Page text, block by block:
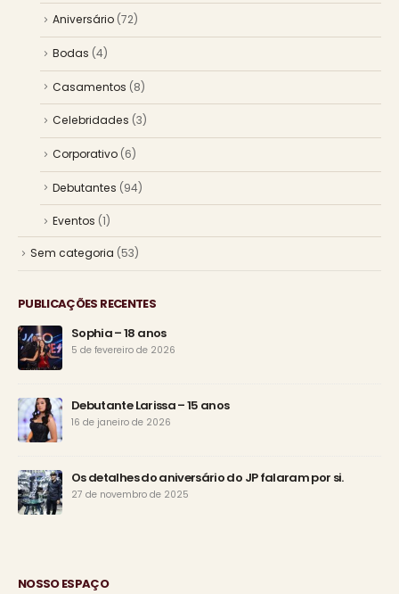
Aniversário (72)
Bodas (4)
Casamentos (8)
Celebridades (3)
Corporativo (6)
Debutantes (94)
Eventos (1)
Sem categoria (53)
PUBLICAÇÕES RECENTES
Sophia – 18 anos
5 de fevereiro de 2026
Debutante Larissa – 15 anos
16 de janeiro de 2026
Os detalhes do aniversário do JP falaram por si.
27 de novembro de 2025
NOSSO ESPAÇO